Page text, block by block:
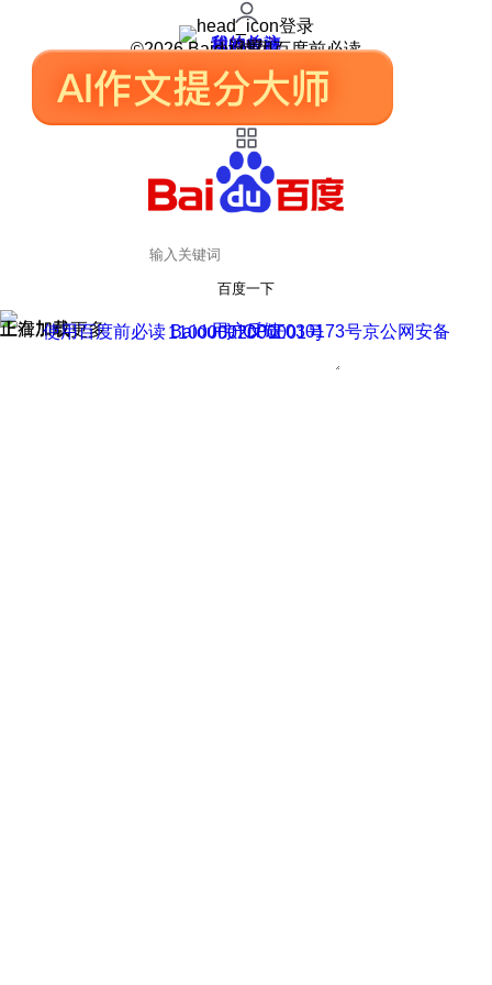
登录
我的关注
我的收藏
皮肤中心
用户反馈
设置
©2026 Baidu 使用百度前必读
百度一下
正在加载
上滑加载更多 用户反馈
使用百度前必读 Baidu 京ICP证030173号
京公网安备11000002000001号